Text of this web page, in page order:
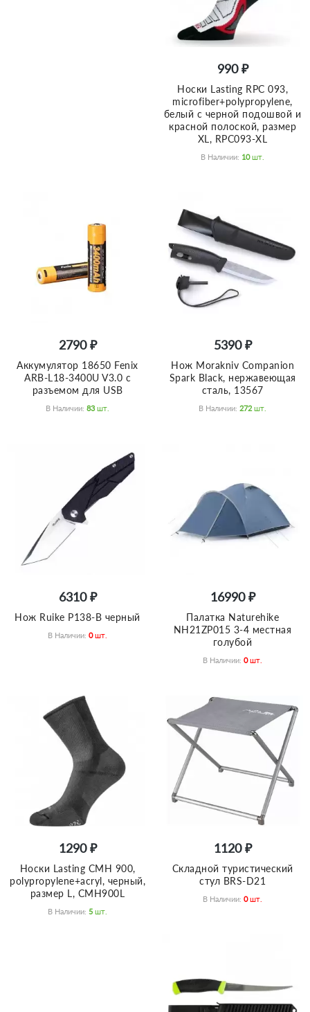
990 ₽
Носки Lasting RPC 093,
microfiber+polypropylene,
белый с черной подошвой и
красной полоской, размер
XL, RPC093-XL
В Наличии: 10 Шт.
2790 ₽
Аккумулятор 18650 Fenix
ARB-L18-3400U V3.0 с
разъемом для USB
В Наличии: 83 Шт.
5390 ₽
Нож Morakniv Companion
Spark Black, нержавеющая
сталь, 13567
В Наличии: 272 Шт.
6310 ₽
Нож Ruike P138-B черный
В Наличии: 0 Шт.
16990 ₽
Палатка Naturehike
NH21ZP015 3-4 местная
голубой
В Наличии: 0 Шт.
1290 ₽
Носки Lasting CMH 900,
polypropylene+acryl, черный,
размер L, CMH900L
В Наличии: 5 Шт.
1120 ₽
Складной туристический
стул BRS-D21
В Наличии: 0 Шт.